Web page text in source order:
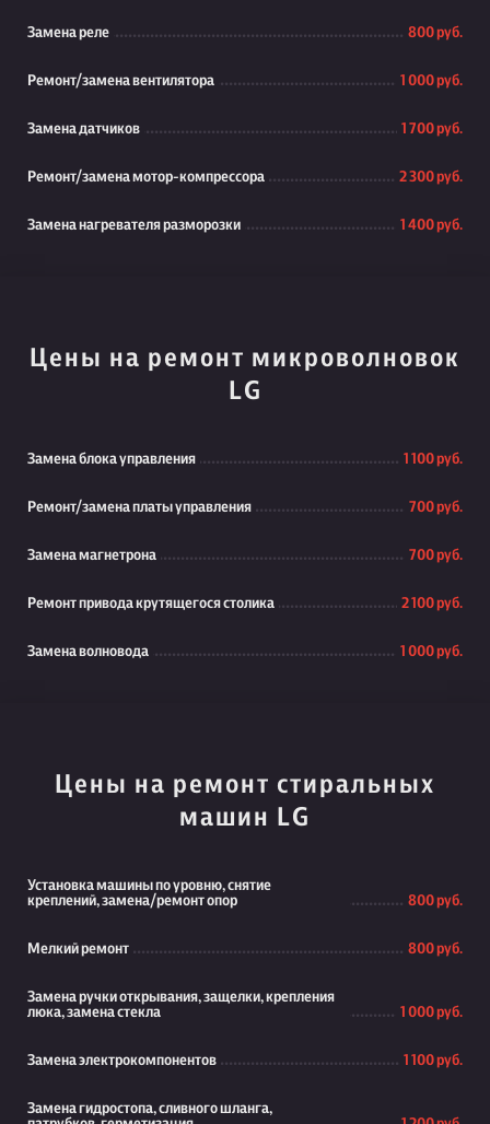
Замена реле 800 руб.
Ремонт/замена вентилятора 1 000 руб.
Замена датчиков 1 700 руб.
Ремонт/замена мотор-компрессора 2 300 руб.
Замена нагревателя разморозки 1 400 руб.
Цены на ремонт микроволновок
LG
Замена блока управления 1 100 руб.
Ремонт/замена платы управления 700 руб.
Замена магнетрона 700 руб.
Ремонт привода крутящегося столика 2 100 руб.
Замена волновода 1 000 руб.
Цены на ремонт стиральных
машин LG
Установка машины по уровню, снятие
креплений, замена/ремонт опор
800 руб.
Мелкий ремонт 800 руб.
Замена ручки открывания, защелки, крепления
люка, замена стекла
1 000 руб.
Замена электрокомпонентов 1 100 руб.
Замена гидростопа, сливного шланга,